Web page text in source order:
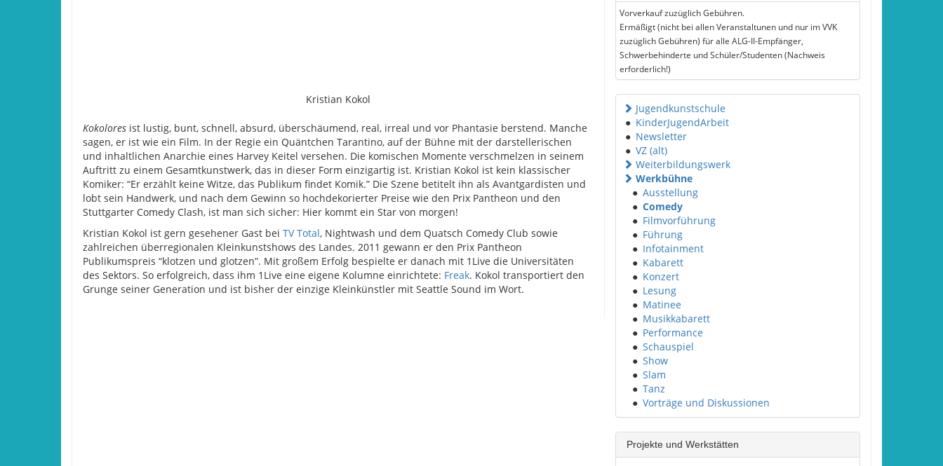
Kristian Kokol
Kokolores ist lustig, bunt, schnell, absurd, überschäumend, real, irreal und vor Phantasie berstend. Manche
sagen, er ist wie ein Film. In der Regie ein Quäntchen Tarantino, auf der Bühne mit der darstellerischen
und inhaltlichen Anarchie eines Harvey Keitel versehen. Die komischen Momente verschmelzen in seinem
Auftritt zu einem Gesamtkunstwerk, das in dieser Form einzigartig ist. Kristian Kokol ist kein klassischer
Komiker: “Er erzählt keine Witze, das Publikum findet Komik.” Die Szene betitelt ihn als Avantgardisten und
lobt sein Handwerk, und nach dem Gewinn so hochdekorierter Preise wie den Prix Pantheon und den
Stuttgarter Comedy Clash, ist man sich sicher: Hier kommt ein Star von morgen!
Kristian Kokol ist gern gesehener Gast bei TV Total, Nightwash und dem Quatsch Comedy Club sowie
zahlreichen überregionalen Kleinkunstshows des Landes. 2011 gewann er den Prix Pantheon
Publikumspreis “klotzen und glotzen”. Mit großem Erfolg bespielte er danach mit 1Live die Universitäten
des Sektors. So erfolgreich, dass ihm 1Live eine eigene Kolumne einrichtete: Freak. Kokol transportiert den
Grunge seiner Generation und ist bisher der einzige Kleinkünstler mit Seattle Sound im Wort.
Vorverkauf zuzüglich Gebühren.
Ermäßigt (nicht bei allen Veranstaltunen und nur im VVK
zuzüglich Gebühren) für alle ALG-II-Empfänger,
Schwerbehinderte und Schüler/Studenten (Nachweis
erforderlich!)
Jugendkunstschule
● KinderJugendArbeit
● Newsletter
● VZ (alt)
Weiterbildungswerk
Werkbühne
● Ausstellung
● Comedy
● Filmvorführung
● Führung
● Infotainment
● Kabarett
● Konzert
● Lesung
● Matinee
● Musikkabarett
● Performance
● Schauspiel
● Show
● Slam
● Tanz
● Vorträge und Diskussionen
Projekte und Werkstätten